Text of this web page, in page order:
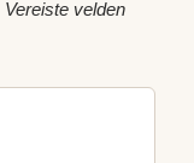
Vereiste velden